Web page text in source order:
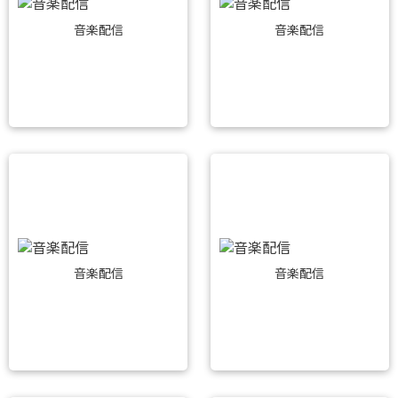
音楽配信 音楽配信
音楽配信 音楽配信